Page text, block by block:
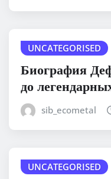
UNCATEGORISED
Биография
до
sib_ecometal
UNCATEGORISED